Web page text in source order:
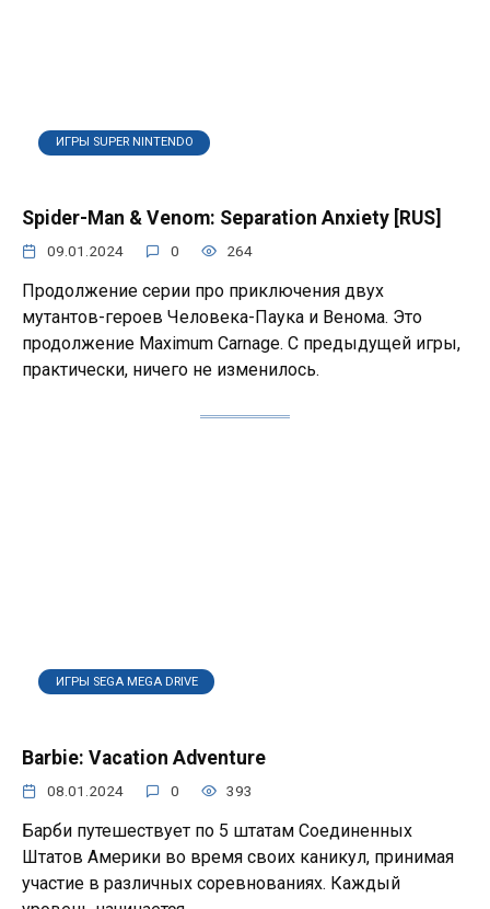
ИГРЫ SUPER NINTENDO
Spider-Man & Venom: Separation Anxiety [RUS]
09.01.2024 0 264
Продолжение серии про приключения двух
мутантов-героев Человека-Паука и Венома. Это
продолжение Maximum Carnage. С предыдущей игры,
практически, ничего не изменилось.
ИГРЫ SEGA MEGA DRIVE
Barbie: Vacation Adventure
08.01.2024 0 393
Барби путешествует по 5 штатам Соединенных
Штатов Америки во время своих каникул, принимая
участие в различных соревнованиях. Каждый